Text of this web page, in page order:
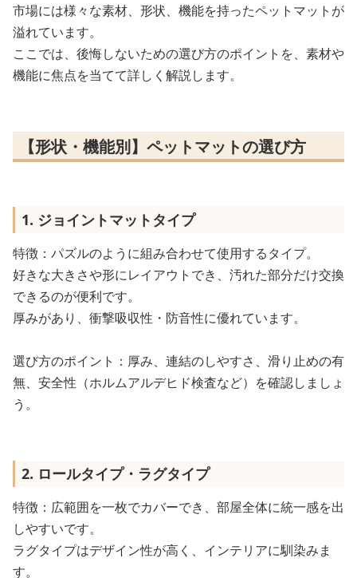
市場には様々な素材、形状、機能を持ったペットマットが
溢れています。
ここでは、後悔しないための選び方のポイントを、素材や
機能に焦点を当てて詳しく解説します。
【形状・機能別】ペットマットの選び方
1. ジョイントマットタイプ
特徴：パズルのように組み合わせて使用するタイプ。
好きな大きさや形にレイアウトでき、汚れた部分だけ交換
できるのが便利です。
厚みがあり、衝撃吸収性・防音性に優れています。
選び方のポイント：厚み、連結のしやすさ、滑り止めの有
無、安全性（ホルムアルデヒド検査など）を確認しましょ
う。
2. ロールタイプ・ラグタイプ
特徴：広範囲を一枚でカバーでき、部屋全体に統一感を出
しやすいです。
ラグタイプはデザイン性が高く、インテリアに馴染みま
す。